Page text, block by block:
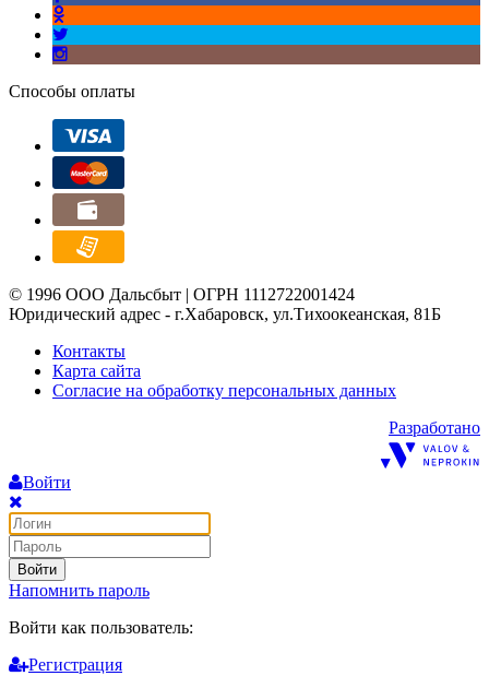
Способы оплаты
© 1996 ООО Дальсбыт | ОГРН 1112722001424
Юридический адрес - г.Хабаровск, ул.Тихоокеанская, 81Б
Контакты
Карта сайта
Согласие на обработку персональных данных
Разработано
Войти
Войти
Напомнить пароль
Войти как пользователь:
Регистрация